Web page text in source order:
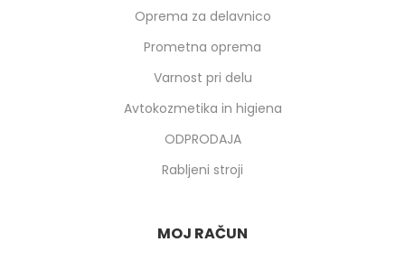
Oprema za delavnico
Prometna oprema
Varnost pri delu
Avtokozmetika in higiena
ODPRODAJA
Rabljeni stroji
MOJ RAČUN